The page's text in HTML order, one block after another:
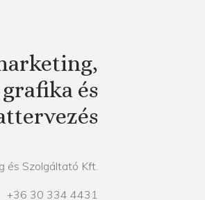
és
és Szolgáltató Kft.
+36 30 334 4431